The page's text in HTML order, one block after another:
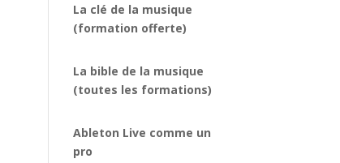
La clé de la musique
(formation offerte)
La bible de la musique
(toutes les formations)
Ableton Live comme un
pro